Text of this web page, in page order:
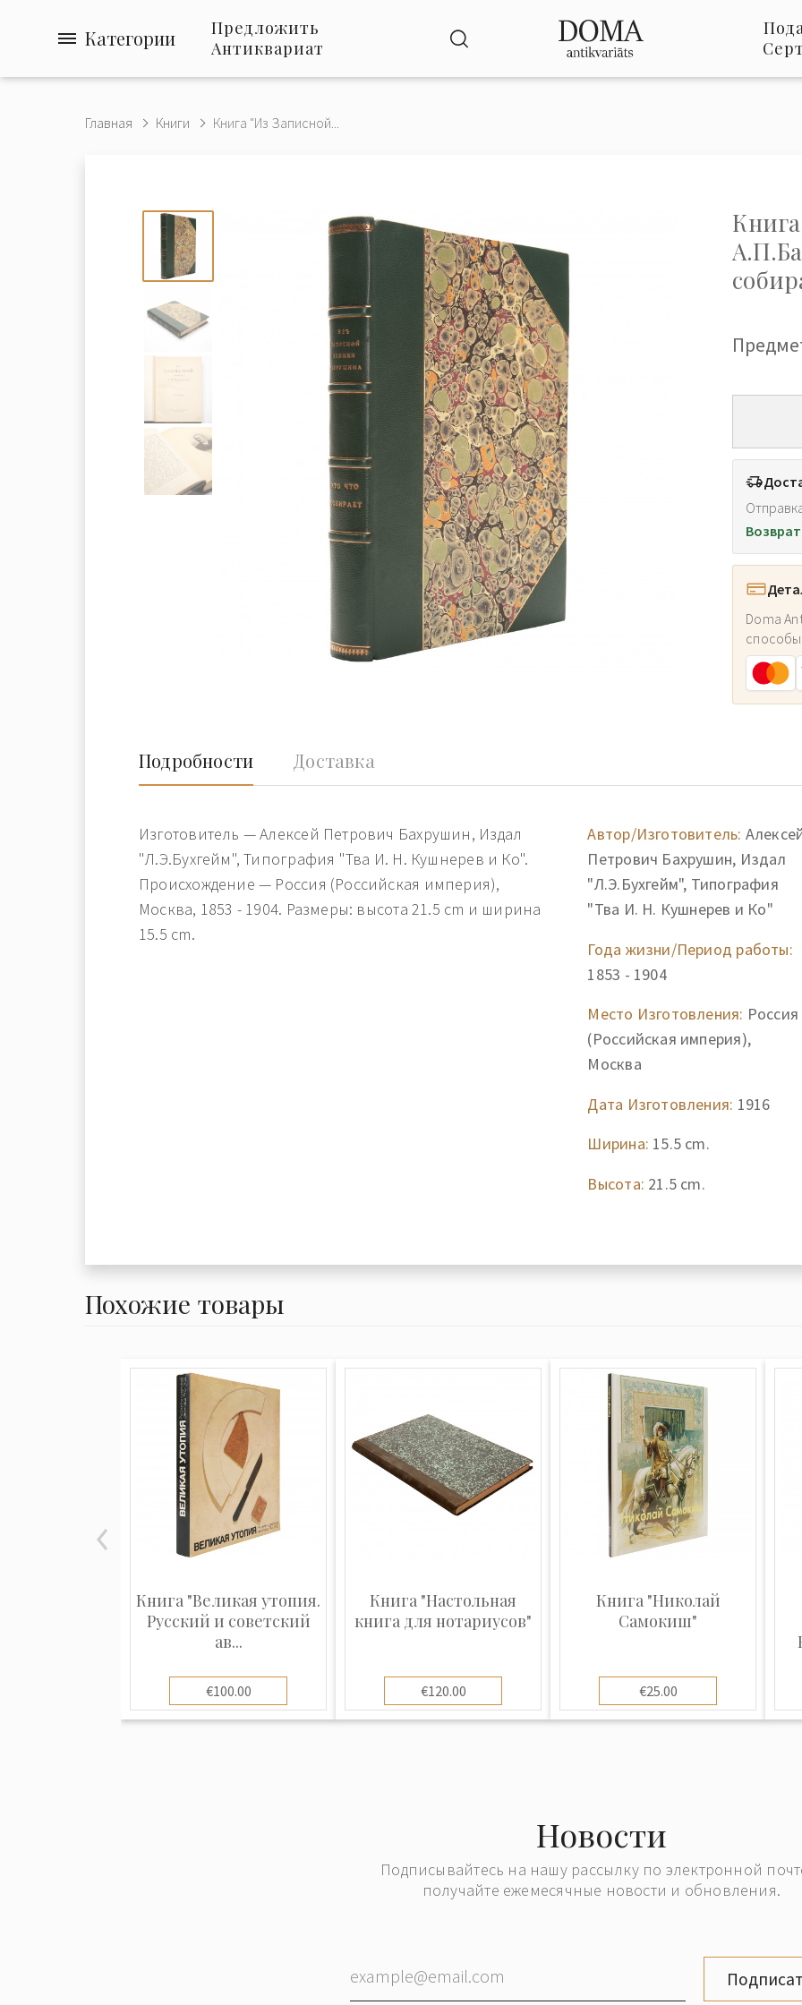
Категории
Предложить
Антиквариат
Главная Книги Книга "Из Записной...
Doma
Подробности Доставка
Изготовитель — Алексей Петрович Бахрушин, Издал
"Л.Э.Бухгейм", Типография "Тва И. Н. Кушнерев и Ко".
Происхождение — Россия (Российская империя),
Москва, 1853 - 1904. Размеры: высота 21.5 cm и ширина
15.5 cm.
Автор/Изготовитель:
Петрович Бахрушин, Издал
"Л.Э.Бухгейм", Типография
"Тва И. Н. Кушнерев и Ко"
Года жизни/Период работы:
1853 - 1904
Место Изготовления: Россия
(Российская империя),
Москва
Дата Изготовления: 1916
Ширина: 15.5 cm.
Высота: 21.5 cm.
Похожие товары
Книга "Великая утопия.
Русский и советский
ав...
€100.00
Книга "Настольная
книга для нотариусов"
€120.00
Книга "Николай
Самокиш"
€25.00
Новости
Подписывайтесь на нашу рассылку по электронной
получайте ежемесячные новости и обновления.